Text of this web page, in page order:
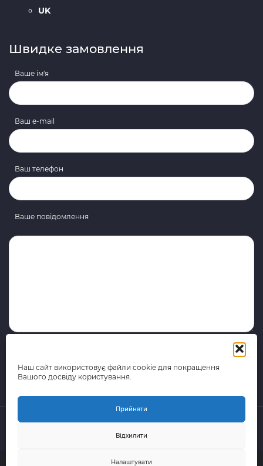
Наш сайт використовує файли cookie для покращення
Вашого досвіду користування.
Прийняти
Відхилити
Налаштувати
UK
Швидке замовлення
Ваше ім'я
Ваш e-mail
Ваш телефон
Ваше повідомлення
© 2015-2026 поштово-логістична компанія Portal Express